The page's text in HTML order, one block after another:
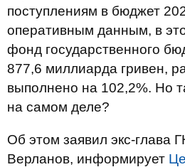
поступлениям в бюджет
оперативным данным, в
фонд государственного
877,6 миллиарда гривен,
выполнено на 102,2%. Но
на самом деле?
Об этом заявил экс-глава
Верланов, информирует